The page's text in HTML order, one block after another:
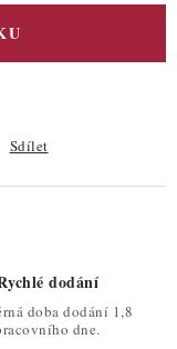
Sdílet
dodání
doba dodání 1,8
dne.